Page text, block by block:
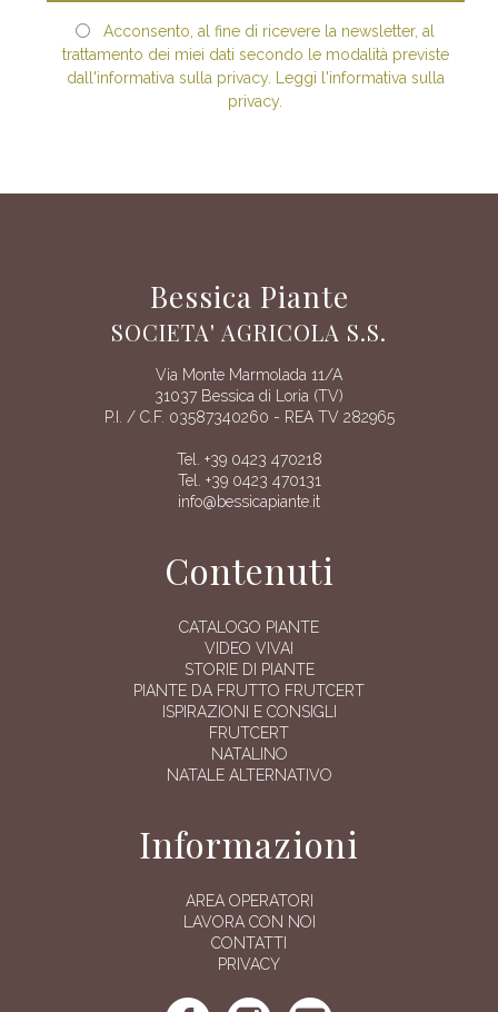
Acconsento, al fine di ricevere la newsletter, al
trattamento dei miei dati secondo le modalità previste
dall'informativa sulla privacy. Leggi l'informativa sulla
privacy.
Bessica Piante
SOCIETA' AGRICOLA S.S.
Via Monte Marmolada 11/A
31037 Bessica di Loria (TV)
P.I. / C.F. 03587340260 - REA TV 282965
Tel. +39 0423 470218
Tel. +39 0423 470131
info@bessicapiante.it
Contenuti
CATALOGO PIANTE
VIDEO VIVAI
STORIE DI PIANTE
PIANTE DA FRUTTO FRUTCERT
ISPIRAZIONI E CONSIGLI
FRUTCERT
NATALINO
NATALE ALTERNATIVO
Informazioni
AREA OPERATORI
LAVORA CON NOI
CONTATTI
PRIVACY